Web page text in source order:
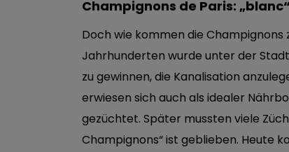
Champignons de Paris:
Doch wie kommen die Champignons
Jahrhunderten wurde unter der
zu gewinnen, die Kanalisation
erwiesen sich auch als idealer
gezüchtet. Später mussten viele
Champignons“ ist geblieben. Heute